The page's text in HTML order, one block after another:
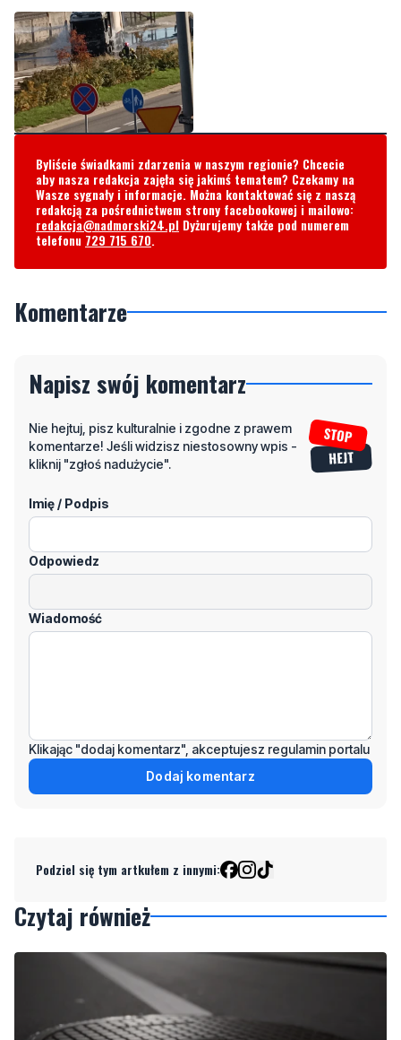
Byliście świadkami zdarzenia w naszym regionie? Chcecie
aby nasza redakcja zajęła się jakimś tematem? Czekamy na
Wasze sygnały i informacje. Można kontaktować się z naszą
redakcją za pośrednictwem strony facebookowej i mailowo:
redakcja@nadmorski24.pl Dyżurujemy także pod numerem
telefonu 729 715 670.
Komentarze
Napisz swój komentarz
Nie hejtuj, pisz kulturalnie i zgodne z prawem
komentarze! Jeśli widzisz niestosowny wpis -
kliknij "zgłoś nadużycie".
Imię / Podpis
Odpowiedz
Wiadomość
Klikając "dodaj komentarz", akceptujesz regulamin portalu
Dodaj komentarz
Podziel się tym artkułem z innymi:
Czytaj również